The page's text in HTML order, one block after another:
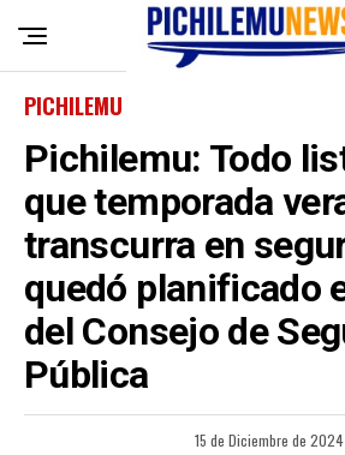
PICHILEMU
Pichilemu: Todo
que temporada
transcurra en
quedó planificado
del Consejo de
Pública
15 de Diciembre de 2024